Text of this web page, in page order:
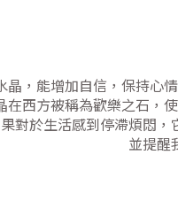
晶，能增加自信，保持心
在西方被稱為歡樂之石，
對於生活感到停滯煩悶
並提醒